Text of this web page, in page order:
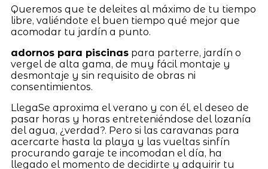
Queremos que te deleites al máximo de tu tiempo
libre, valiéndote el buen tiempo qué mejor que
acomodar tu jardín a punto.
adornos para piscinaspara parterre, jardín o
vergel de alta gama, de muy fácil montaje y
desmontaje y sin requisito de obras ni
consentimientos.
LlegaSe aproxima el verano y con él, el deseo de
pasar horas y horas entreteniéndose del lozanía
del agua, ¿verdad?. Pero si las caravanas para
acercarte hasta la playa y las vueltas sinfín
procurando garaje te incomodan el día, ha
llegado el momento de decidirte y adquirir tu